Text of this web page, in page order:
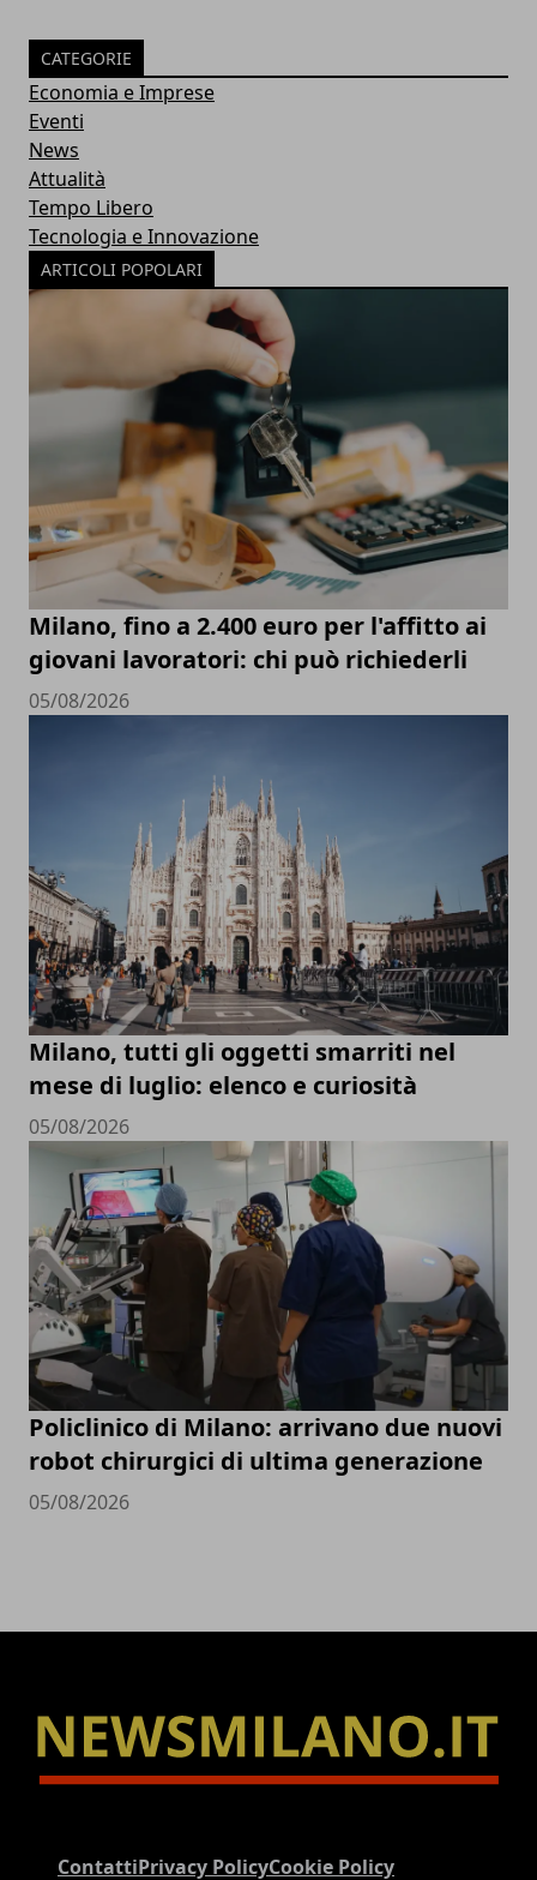
CATEGORIE
Economia e Imprese
Eventi
News
Attualità
Tempo Libero
Tecnologia e Innovazione
ARTICOLI POPOLARI
Milano, fino a 2.400 euro per l'affitto ai
giovani lavoratori: chi può richiederli
05/08/2026
Milano, tutti gli oggetti smarriti nel
mese di luglio: elenco e curiosità
05/08/2026
Policlinico di Milano: arrivano due nuovi
robot chirurgici di ultima generazione
05/08/2026
ContattiPrivacy PolicyCookie Policy